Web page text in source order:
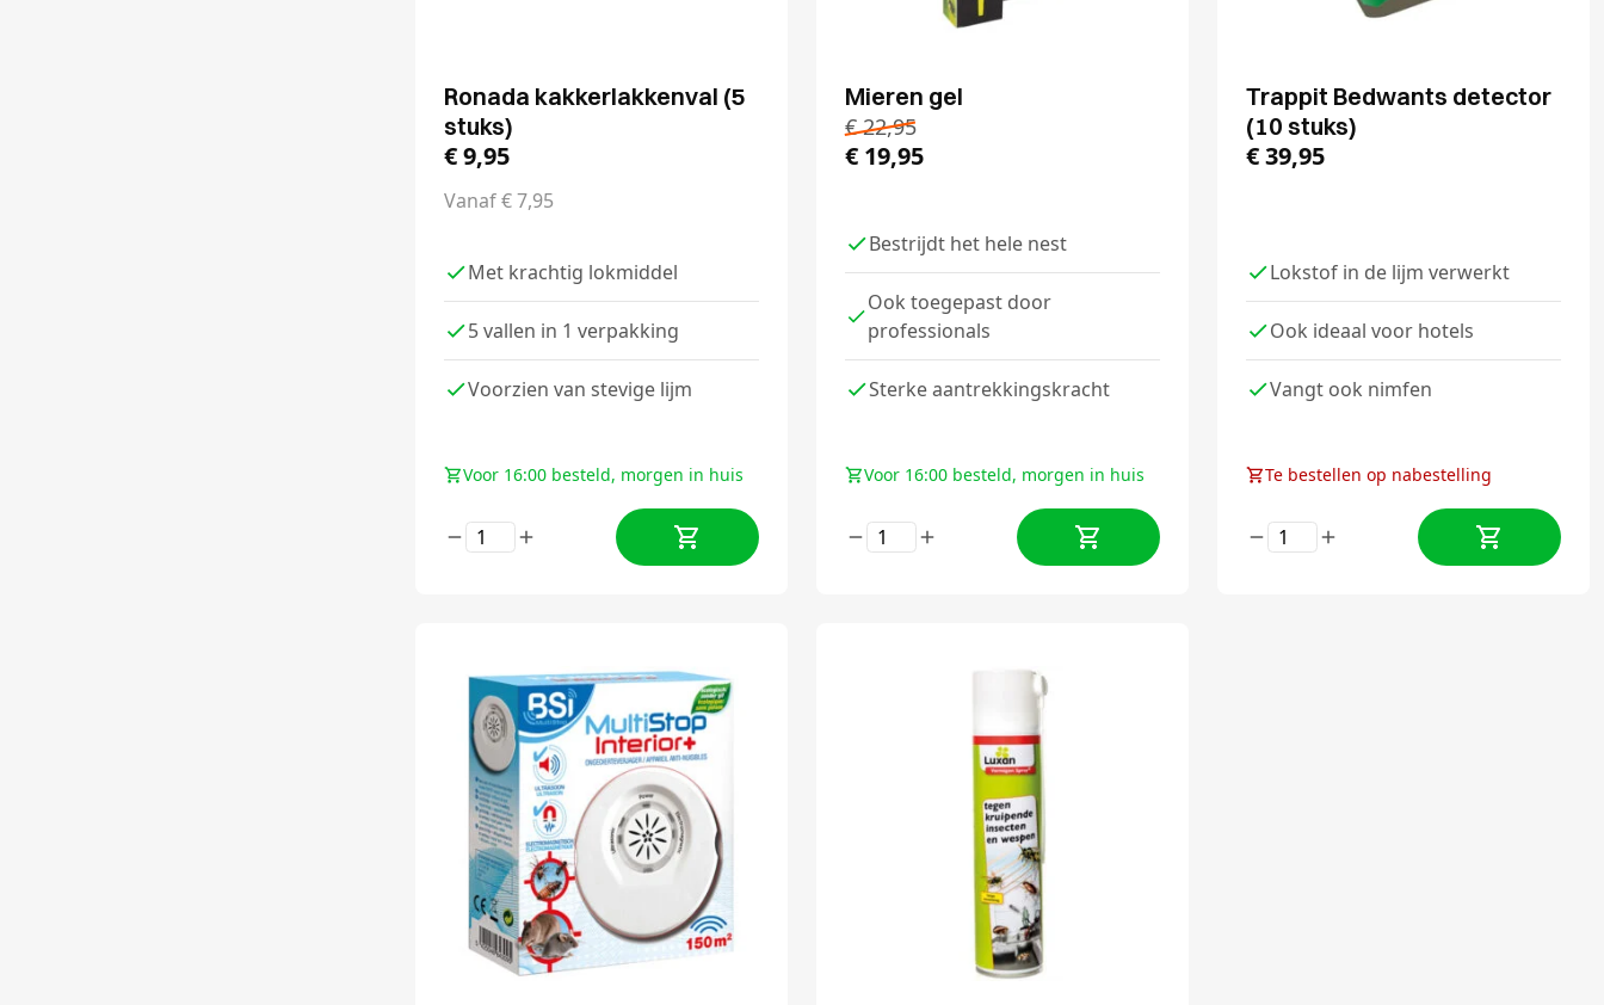
Ronada kakkerlakkenval (5
stuks)
€9,95
Vanaf€7,95
Met krachtig lokmiddel
5 vallen in 1 verpakking
Voorzien van stevige lijm
Voor 16:00 besteld, morgen in huis
Mieren gel
€22,95
€ 19,95
Bestrijdt het hele nest
Ook toegepast door
professionals
Sterke aantrekkingskracht
Voor 16:00 besteld, morgen in huis
Trappit Bedwants detector
(10 stuks)
€39,95
Lokstof in de lijm verwerkt
Ook ideaal voor hotels
Vangt ook nimfen
Te bestellen op nabestelling